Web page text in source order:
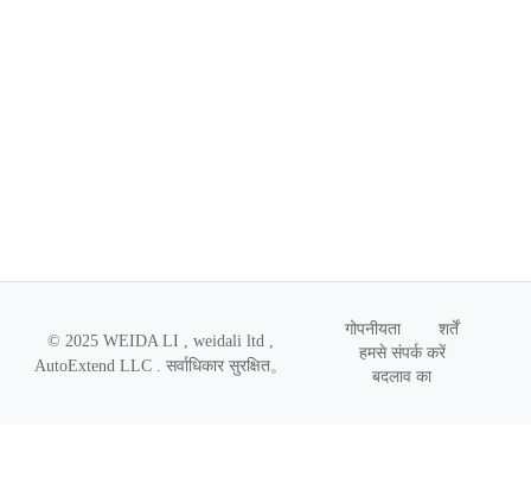
© 2025 WEIDA LI , weidali ltd ,
AutoExtend LLC . सर्वाधिकार सुरक्षित。
गोपनीयता
शर्तें
हमसे संपर्क करें
बदलाव का